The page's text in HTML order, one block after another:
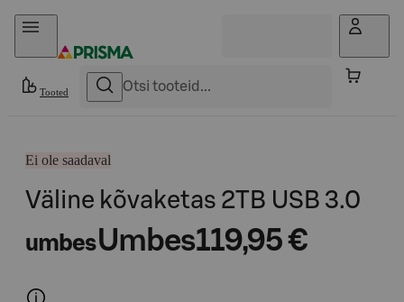
Otse sisu juurde
Tooted
Ei ole saadaval
Väline kõvaketas 2TB USB 3.0
umbesUmbes119,95 €